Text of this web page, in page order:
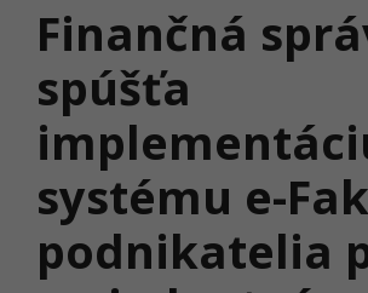
Finančná
spúšťa
systému e-
podnikatelia